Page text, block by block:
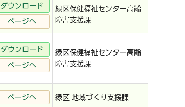
ダウンロード
ページへ
緑区保健福祉センター高齢
障害支援課
ダウンロード
ページへ
緑区保健福祉センター高齢
障害支援課
ページへ 緑区 地域づくり支援課